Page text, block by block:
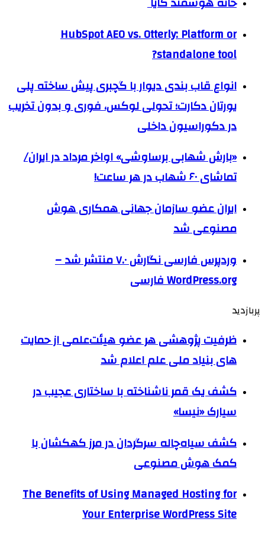
HubSpot AEO vs. Otterly: Platform or
standalone tool?
انواع قاب بندی دیوار با گچبری پیش ساخته پلی
یورتان دکارت؛ تحولی لوکس، فوری و بدون تخریب
در دکوراسیون داخلی
«بارش شهابی برساوشی» اواخر مرداد در ایران/
تماشای ۶۰ شهاب در هر ساعت!
ایران عضو سازمان جهانی همکاری هوش
مصنوعی شد
وردپرس فارسی نگارش ۷.۰ منتشر شد –
WordPress.org فارسی
پربازدید
ظرفیت پژوهشی هر عضو هیئت‌علمی از حمایت
های بنیاد ملی علم اعلام شد
کشف یک قمر ناشناخته با ساختاری عجیب در
سیارک «نیسا»
کشف سیاه‌چاله سرگردان در مرز کهکشان با
کمک هوش مصنوعی
The Benefits of Using Managed Hosting for
Your Enterprise WordPress Site